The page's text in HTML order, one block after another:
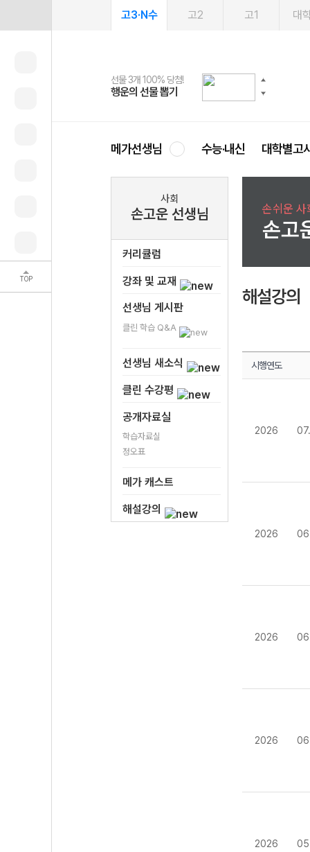
TOP
고3·N수 고2 고1 대
선물 3개 100% 당첨!
행운의 선물 뽑기
선물 100% 증정!
메가스터디 X 올리브
2027 러셀 단과
강사 공개선발
스마트러닝앱
설문 EVENT
메가패스
3일 무료 체험권
메가패스 수강생 무료혜택!
메가클럽 멤버십
사회공헌 캠페인
희망이룸 메가나눔
메가선생님 수능·내신 대학별고
사회
손고운 선생님
커리큘럼
강좌 및 교재
선생님 게시판
클린 학습 Q&A
선생님 새소식
클린 수강평
공개자료실
학습자료실
정오표
메가 캐스트
해설강의
손쉬운 사
손고
해설강의
시행연도
2026
2026
2026
2026
2026